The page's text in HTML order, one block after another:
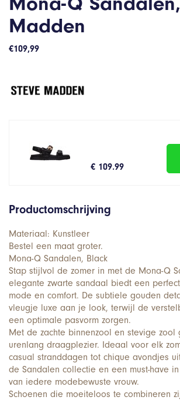
Madden
€109,99
€ 109.99
Productomschrijving
Materiaal: Kunstleer
Bestel een maat groter.
Mona-Q Sandalen, Black
Stap stijlvol de zomer in met de Mona-Q
elegante zwarte sandaal biedt een
mode en comfort. De subtiele gouden
vleugje luxe aan je look, terwijl de
een optimale pasvorm zorgen.
Met de zachte binnenzool en stevige zool
urenlang draagplezier. Ideaal voor elk
casual stranddagen tot chique avondjes
de Sandalen collectie en een must-have
van iedere modebewuste vrouw.
Schoenen die moeiteloos te combineren